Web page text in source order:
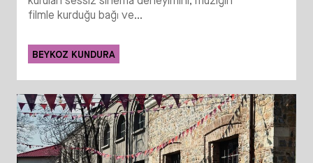
filmle kurduğu bağı ve...
BEYKOZ KUNDURA